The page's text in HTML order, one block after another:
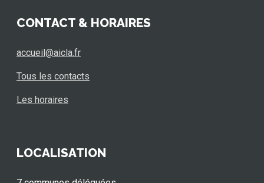
CONTACT & HORAIRES
accueil@aicla.fr
Tous les contacts
Les horaires
LOCALISATION